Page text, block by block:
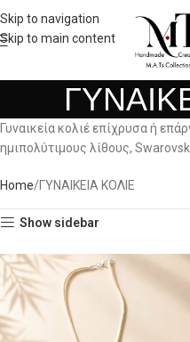
Skip to navigation
Skip to main content
Γυναικεία κολιέ επίχρυσα ή
ημιπολύτιμους λίθους,
Home ΓΥΝΑΙΚΕΙΑ ΚΟΛΙΕ
Show sidebar